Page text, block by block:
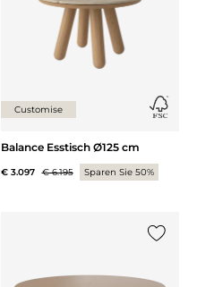
Customise
Balance Esstisch Ø125 cm
€ 3.097 € 6.195 Sparen Sie 50%